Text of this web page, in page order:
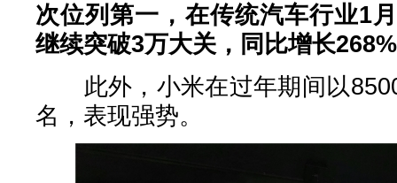
次位列第一，在传统汽车行业1
继续突破3万大关，同比增长
此外，小米在过年期间以
名，表现强势。